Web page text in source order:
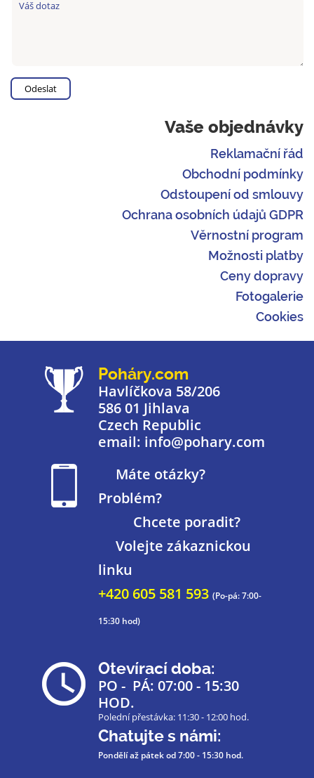
Vaše objednávky
Reklamační řád
Obchodní podmínky
Odstoupení od smlouvy
Ochrana osobních údajů GDPR
Věrnostní program
Možnosti platby
Ceny dopravy
Fotogalerie
Cookies
Poháry.com
Havlíčkova 58/206
586 01 Jihlava
Czech Republic
email: info@pohary.com
Máte otázky?
Problém?
Chcete poradit?
Volejte zákaznickou
linku
+420 605 581 593 (Po-pá: 7:00-
15:30 hod)
Otevírací doba:
PO - PÁ: 07:00 - 15:30
HOD.
Polední přestávka: 11:30 - 12:00 hod.
Chatujte s námi:
Pondělí až pátekod 7:00 - 15:30 hod.